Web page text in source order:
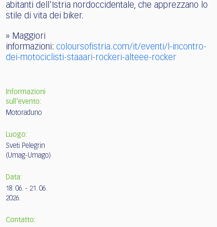
abitanti dell'Istria nordoccidentale, che apprezzano lo
stile di vita dei biker.
» Maggiori
informazioni: coloursofistria.com/it/eventi/l-incontro-
dei-motociclisti-staaari-rockeri-alteee-rocker
Informazioni
sull'evento:
Motoraduno
Luogo:
Sveti Pelegrin
(Umag-Umago)
Data:
18. 06. - 21. 06.
2026.
Contatto: